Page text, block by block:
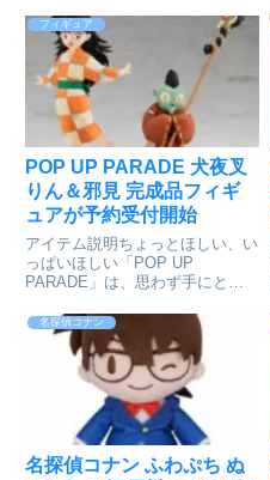
ーカル・シリーズ01 初音ミク』
より「初音ミク」が、フルオーケ
ストラコンサート「初音ミクシン
フォニー 2023」の横浜...
フィギュア
POP UP PARADE 犬夜叉
りん＆邪見 完成品フィギ
ュアが予約受付開始
アイテム説明ちょっとほしい、い
っぱいほしい「POP UP
PARADE」は、思わず手にとっ
18cmの飾りやすいサイズ、スピ
ーディにお届けなど、フィギュア
ファンにやさしいカタチを追求し
たフィギュアシリーズです。P...
名探偵コナン
名探偵コナン ふわぷち ぬ